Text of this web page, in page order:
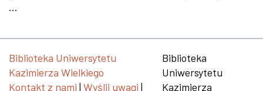
...
Biblioteka Uniwersytetu
Kazimierza Wielkiego
Kontakt z nami | Wyślij uwagi |
Biblioteka
Uniwersytetu
Kazimierza